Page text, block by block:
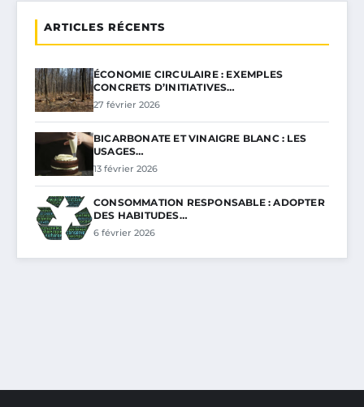
ARTICLES RÉCENTS
ÉCONOMIE CIRCULAIRE : EXEMPLES
CONCRETS D’INITIATIVES…
27 février 2026
BICARBONATE ET VINAIGRE BLANC : LES
USAGES…
13 février 2026
CONSOMMATION RESPONSABLE : ADOPTER
DES HABITUDES…
6 février 2026